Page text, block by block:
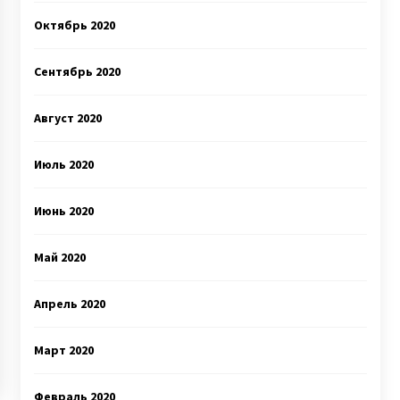
Октябрь 2020
Сентябрь 2020
Август 2020
Июль 2020
Июнь 2020
Май 2020
Апрель 2020
Март 2020
Февраль 2020